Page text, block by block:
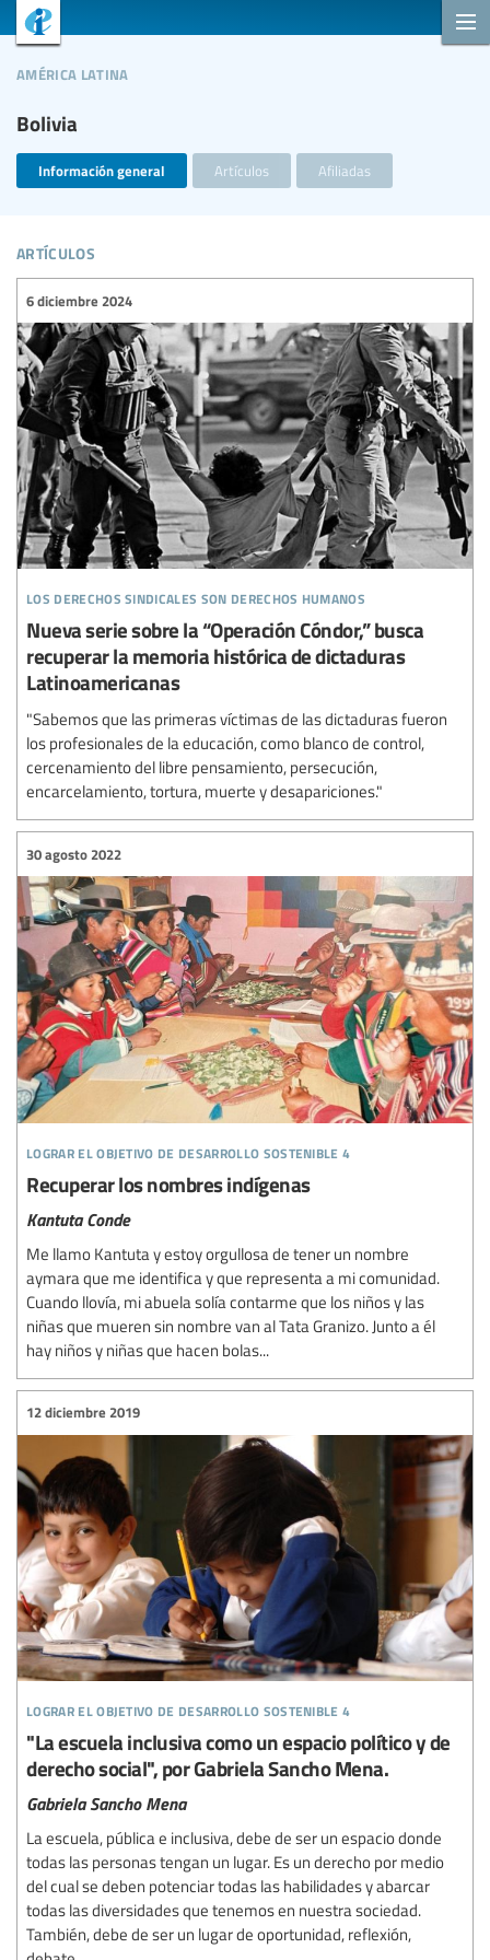
Bolivia
américa latina
Información general Artículos Afiliadas
artículos
los derechos sindicales son derechos humanos
6 diciembre 2024
Nueva serie sobre la “Operación Cóndor,” busca
recuperar la memoria histórica de dictaduras
Latinoamericanas
"Sabemos que las primeras víctimas de las dictaduras fueron
los profesionales de la educación, como blanco de control,
cercenamiento del libre pensamiento, persecución,
encarcelamiento, tortura, muerte y desapariciones."
lograr el objetivo de desarrollo sostenible 4
30 agosto 2022
Recuperar los nombres indígenas
Kantuta Conde
Me llamo Kantuta y estoy orgullosa de tener un nombre
aymara que me identifica y que representa a mi comunidad.
Cuando llovía, mi abuela solía contarme que los niños y las
niñas que mueren sin nombre van al Tata Granizo. Junto a él
hay niños y niñas que hacen bolas...
lograr el objetivo de desarrollo sostenible 4
12 diciembre 2019
"La escuela inclusiva como un espacio político y de
derecho social", por Gabriela Sancho Mena.
Gabriela Sancho Mena
La escuela, pública e inclusiva, debe de ser un espacio donde
todas las personas tengan un lugar. Es un derecho por medio
del cual se deben potenciar todas las habilidades y abarcar
todas las diversidades que tenemos en nuestra sociedad.
También, debe de ser un lugar de oportunidad, reflexión,